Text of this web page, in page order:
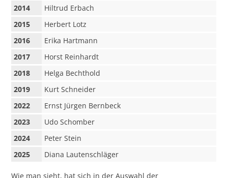
2014
Hiltrud Erbach
2015
Herbert Lotz
2016
Erika Hartmann
2017
Horst Reinhardt
2018
Helga Bechthold
2019
Kurt Schneider
2022
Ernst Jürgen Bernbeck
2023
Udo Schomber
2024
Peter Stein
2025
Diana Lautenschläger
Wie man sieht, hat sich in der Auswahl der